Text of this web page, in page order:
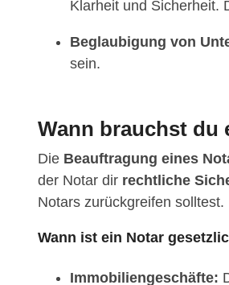
Klarheit und Sicherheit.
Beglaubigung von
sein.
Wann brauchst du
Die Beauftragung eines
der Notar dir rechtliche
Notars zurückgreifen solltest.
Wann ist ein Notar
Immobiliengeschäfte: